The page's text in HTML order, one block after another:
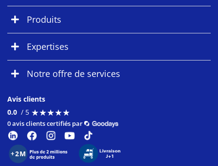
Produits
Expertises
Notre offre de services
Avis clients
0.0 / 5 ★★★★★
★★★★★
0 avis clients certifiés par